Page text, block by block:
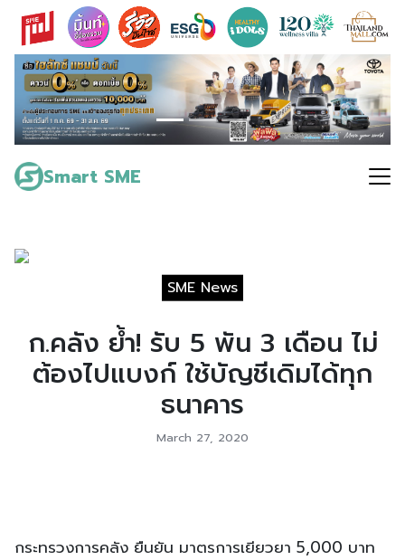
Skip
content
Smart SME
Search
for:
SME News
ก.คลัง ย้ำ! รับ 5 พัน 3 เดือน ไม่
ต้องไปแบงก์ ใช้บัญชีเดิมได้ทุก
ธนาคาร
March 27, 2020
กระทรวงการคลัง ยืนยัน มาตรการเยียวยา 5,000 บาท